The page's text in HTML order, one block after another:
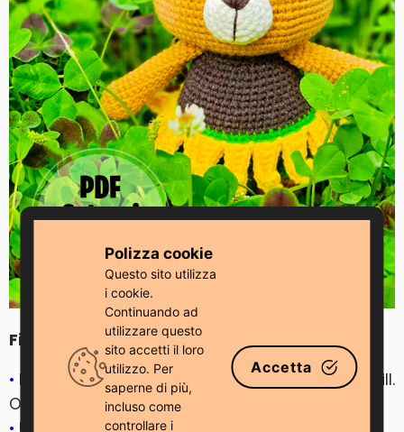
Fine
• Riempire la testa, il corpo, le braccia con fibrefill.
Occhi di sicurezza misura 10 mm.
Polizza cookie
Questo sito utilizza
i cookie.
Continuando ad
utilizzare questo
sito accetti il ​​loro
utilizzo. Per
saperne di più,
incluso come
controllare i
Accetta